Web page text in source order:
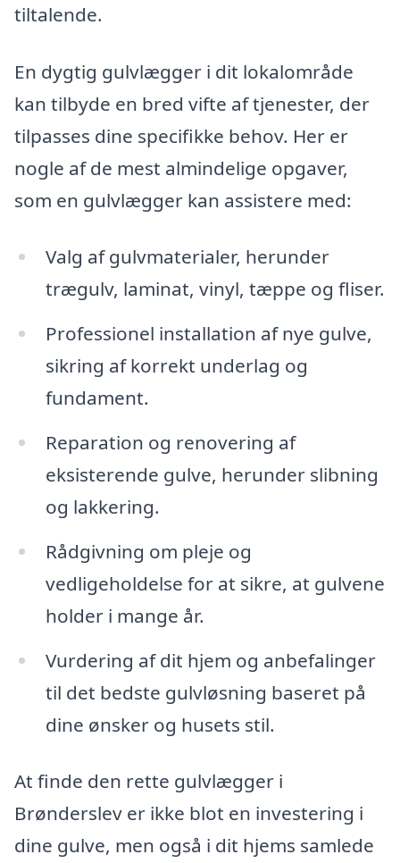
tiltalende.
En dygtig gulvlægger i dit lokalområde
kan tilbyde en bred vifte af tjenester, der
tilpasses dine specifikke behov. Her er
nogle af de mest almindelige opgaver,
som en gulvlægger kan assistere med:
Valg af gulvmaterialer, herunder
trægulv, laminat, vinyl, tæppe og fliser.
Professionel installation af nye gulve,
sikring af korrekt underlag og
fundament.
Reparation og renovering af
eksisterende gulve, herunder slibning
og lakkering.
Rådgivning om pleje og
vedligeholdelse for at sikre, at gulvene
holder i mange år.
Vurdering af dit hjem og anbefalinger
til det bedste gulvløsning baseret på
dine ønsker og husets stil.
At finde den rette gulvlægger i
Brønderslev er ikke blot en investering i
dine gulve, men også i dit hjems samlede